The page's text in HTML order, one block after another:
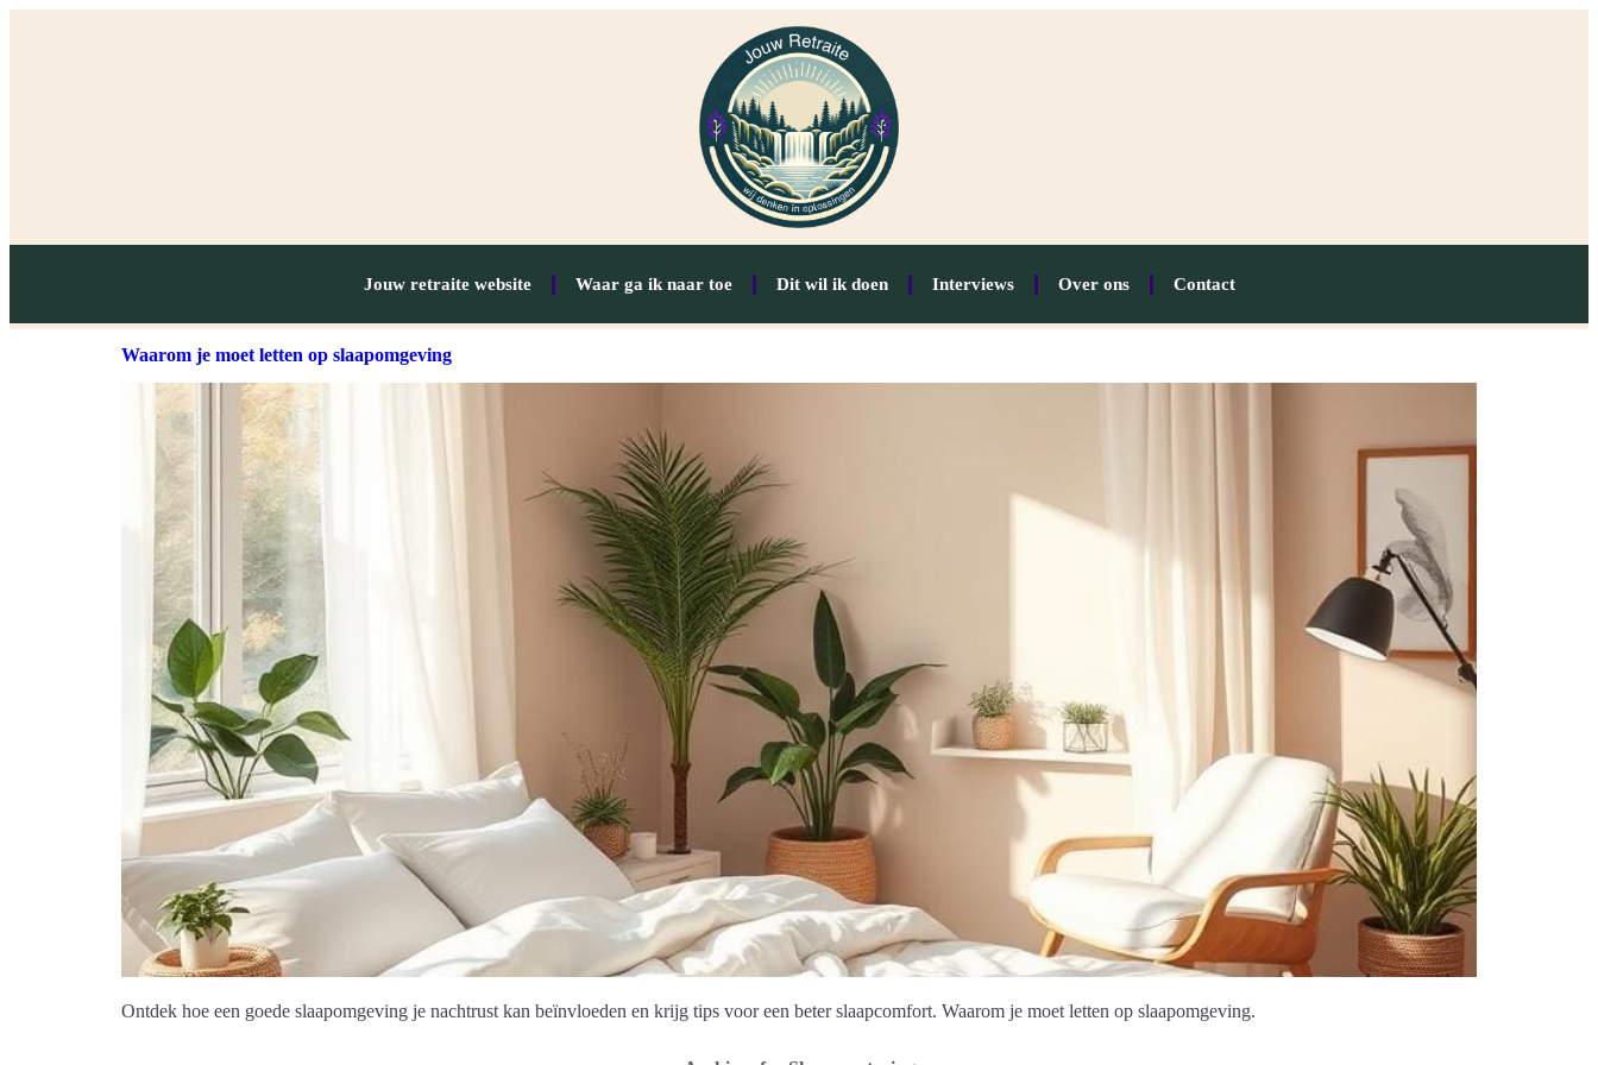
Jouw retraite website Waar ga ik naar toe Dit wil ik doen Interviews Over ons Contact
Waarom je moet letten op slaapomgeving
Ontdek hoe een goede slaapomgeving je nachtrust kan beïnvloeden en krijg tips voor een beter slaapcomfort. Waarom je moet letten op slaapomgeving.